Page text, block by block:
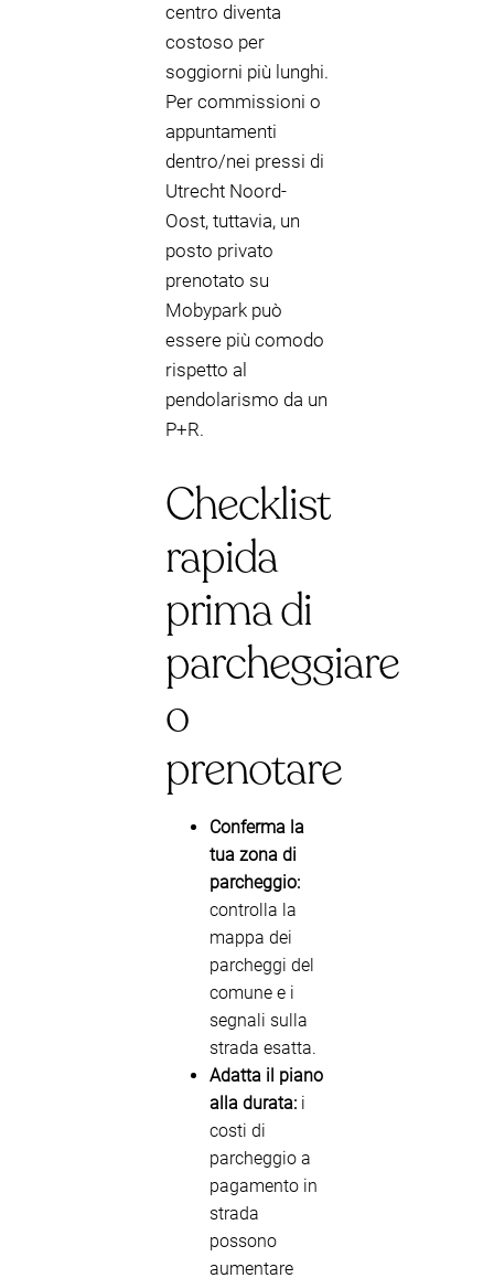
centro diventa
costoso per
soggiorni più lunghi.
Per commissioni o
appuntamenti
dentro/nei pressi di
Utrecht Noord-
Oost, tuttavia, un
posto privato
prenotato su
Mobypark può
essere più comodo
rispetto al
pendolarismo da un
P+R.
Checklist
rapida
prima di
parcheggiare
o
prenotare
Conferma la
tua zona di
parcheggio:
controlla la
mappa dei
parcheggi del
comune e i
segnali sulla
strada esatta.
Adatta il piano
alla durata: i
costi di
parcheggio a
pagamento in
strada
possono
aumentare